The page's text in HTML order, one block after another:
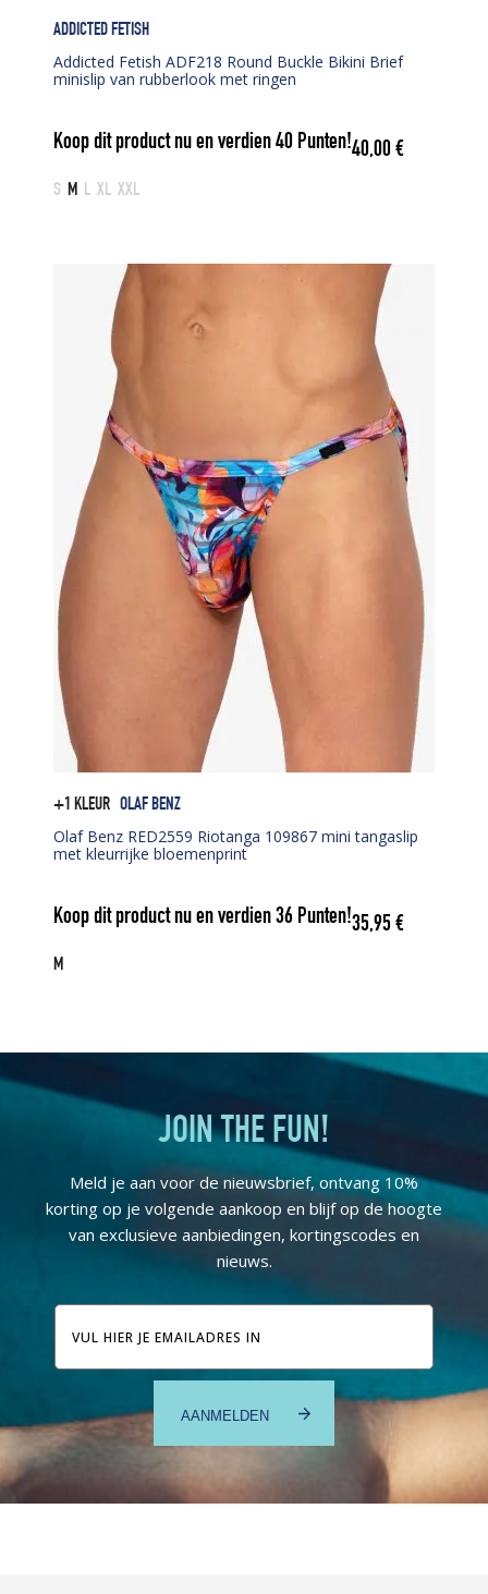
ADDICTED FETISH
Addicted Fetish ADF218 Round Buckle Bikini Brief
minislip van rubberlook met ringen
Koop dit product nu en verdien40 Punten!40,00€
S M L XL XXL
+1 KLEUR OLAF BENZ
Olaf Benz RED2559 Riotanga 109867 mini tangaslip
met kleurrijke bloemenprint
Koop dit product nu en verdien36 Punten!35,95€
M
JOIN THE FUN!
Meld je aan voor de nieuwsbrief, ontvang 10%
korting op je volgende aankoop en blijf op de hoogte
van exclusieve aanbiedingen, kortingscodes en
nieuws.
E-
mailadres